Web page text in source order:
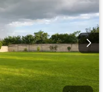
Vista panorámica
Wifi